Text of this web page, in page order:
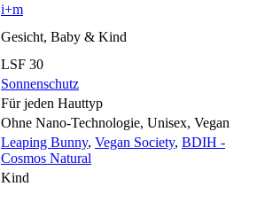
i+m
Gesicht, Baby & Kind
LSF 30
Sonnenschutz
Für jeden Hauttyp
Ohne Nano-Technologie, Unisex, Vegan
Leaping Bunny, Vegan Society, BDIH -
Cosmos Natural
Kind